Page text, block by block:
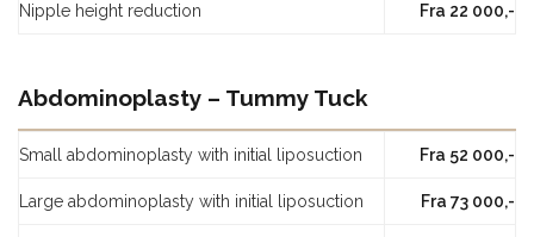
Nipple height reduction Fra 22 000,-
Abdominoplasty – Tummy Tuck
Small abdominoplasty with initial liposuction Fra 52 000,-
Large abdominoplasty with initial liposuction Fra 73 000,-